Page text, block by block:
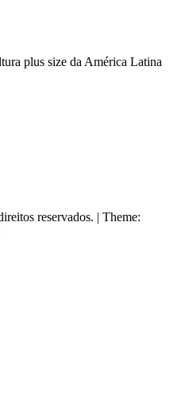
plus size da América Latina
reservados. | Theme: